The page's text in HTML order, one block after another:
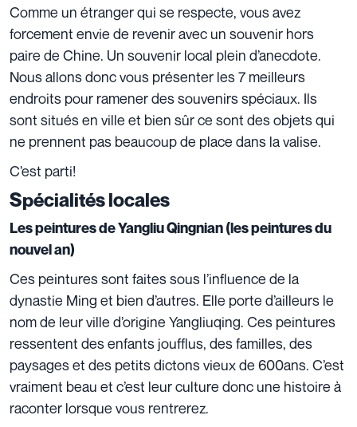
Comme un étranger qui se respecte, vous avez
forcement envie de revenir avec un souvenir hors
paire de Chine. Un souvenir local plein d’anecdote.
Nous allons donc vous présenter les 7 meilleurs
endroits pour ramener des souvenirs spéciaux. Ils
sont situés en ville et bien sûr ce sont des objets qui
ne prennent pas beaucoup de place dans la valise.
C’est parti!
Spécialités locales
Les peintures de Yangliu Qingnian (les peintures du
nouvel an)
Ces peintures sont faites sous l’influence de la
dynastie Ming et bien d’autres. Elle porte d’ailleurs le
nom de leur ville d’origine Yangliuqing. Ces peintures
ressentent des enfants joufflus, des familles, des
paysages et des petits dictons vieux de 600ans. C’est
vraiment beau et c’est leur culture donc une histoire à
raconter lorsque vous rentrerez.